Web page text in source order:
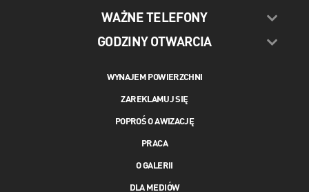
WAŻNE TELEFONY
GODZINY OTWARCIA
WYNAJEM POWIERZCHNI
ZAREKLAMUJ SIĘ
POPROŚ O AWIZACJĘ
PRACA
O GALERII
DLA MEDIÓW